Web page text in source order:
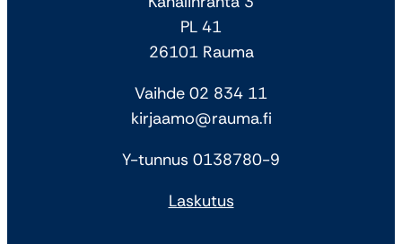
PL 41
26101 Rauma
Vaihde 02 834 11
kirjaamo@rauma.fi
Y-tunnus 0138780-9
Laskutus